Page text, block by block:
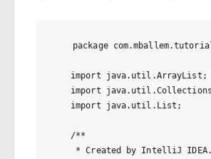
package
import java.util.ArrayList;
import
import java.util.List;
/**
* Created by IntelliJ IDEA.